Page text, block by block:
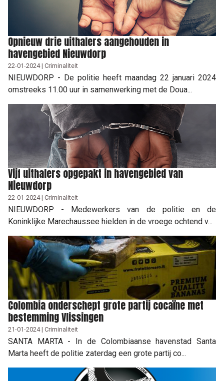
Opnieuw drie uithalers aangehouden in
havengebied Nieuwdorp
22-01-2024 | Criminaliteit
NIEUWDORP - De politie heeft maandag 22 januari 2024
omstreeks 11.00 uur in samenwerking met de Doua...
Vijf uithalers opgepakt in havengebied van
Nieuwdorp
22-01-2024 | Criminaliteit
NIEUWDORP - Medewerkers van de politie en de
Koninklijke Marechaussee hielden in de vroege ochtend v...
Colombia onderschept grote partij cocaïne met
bestemming Vlissingen
21-01-2024 | Criminaliteit
SANTA MARTA - In de Colombiaanse havenstad Santa
Marta heeft de politie zaterdag een grote partij co...